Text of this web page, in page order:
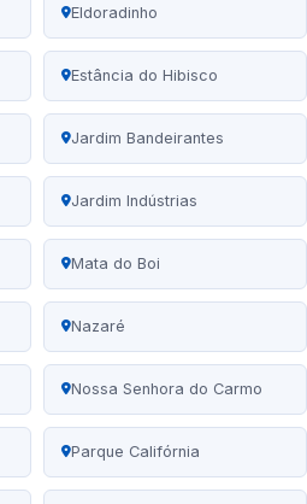
Eldoradinho
Estância do Hibisco
Jardim Bandeirantes
Jardim Indústrias
Mata do Boi
Nazaré
Nossa Senhora do Carmo
Parque Califórnia